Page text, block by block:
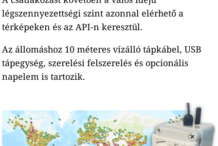
légszennyezettségi szint azonnal elérhető a
térképeken és az API-n keresztül.
Az állomáshoz 10 méteres vízálló tápkábel, USB
tápegység, szerelési felszerelés és opcionális
napelem is tartozik.